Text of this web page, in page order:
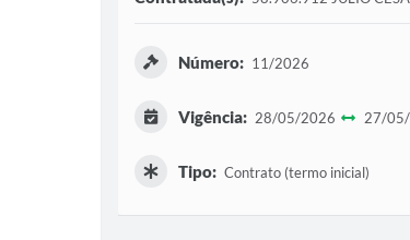
Número: 11/2026
Vigência: 28/05/2026 27/
Tipo: Contrato (termo inicial)